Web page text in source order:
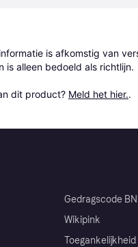
is afkomstig van
is alleen bedoeld als richtlijn.
dit product? Meld het hier..
Gedragscode
Wikipink
Toegankelijkheid